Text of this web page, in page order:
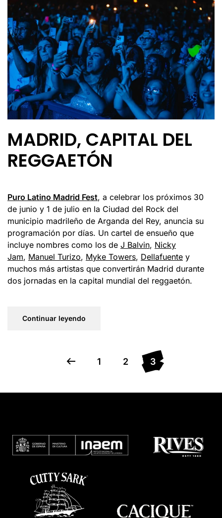
MADRID, CAPITAL DEL
REGGAETÓN
Puro Latino Madrid Fest, a celebrar los próximos 30
de junio y 1 de julio en la Ciudad del Rock del
municipio madrileño de Arganda del Rey, anuncia su
programación por días. Un cartel de ensueño que
incluye nombres como los de J Balvin, Nicky
Jam, Manuel Turizo, Myke Towers, Dellafuente y
muchos más artistas que convertirán Madrid durante
dos jornadas en la capital mundial del reggaetón.
Continuar leyendo
1 2 3